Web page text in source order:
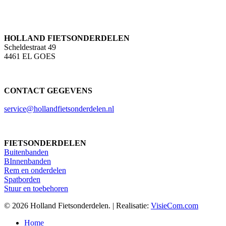
HOLLAND FIETSONDERDELEN
Scheldestraat 49
4461 EL GOES
CONTACT GEGEVENS
service@hollandfietsonderdelen.nl
FIETSONDERDELEN
Buitenbanden
BInnenbanden
Rem en onderdelen
Spatborden
Stuur en toebehoren
© 2026 Holland Fietsonderdelen. | Realisatie: VisieCom.com
Close
Home